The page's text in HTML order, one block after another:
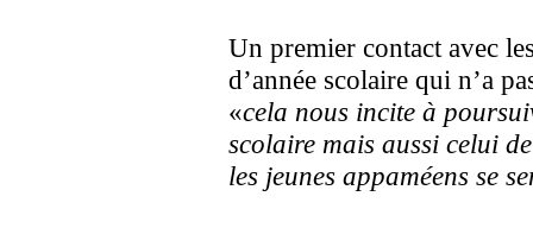
Un premier contact avec
d’année scolaire qui n’a
«cela nous incite à
scolaire mais aussi celui
les jeunes appaméens se